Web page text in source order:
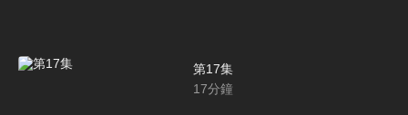
第17集
17分鐘